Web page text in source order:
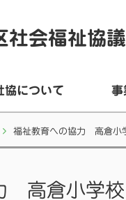
社会福祉協
協について 事
福祉教育への協力 高倉小
高倉小学